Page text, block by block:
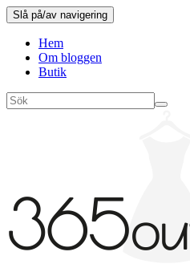
Slå på/av navigering
Hem
Om bloggen
Butik